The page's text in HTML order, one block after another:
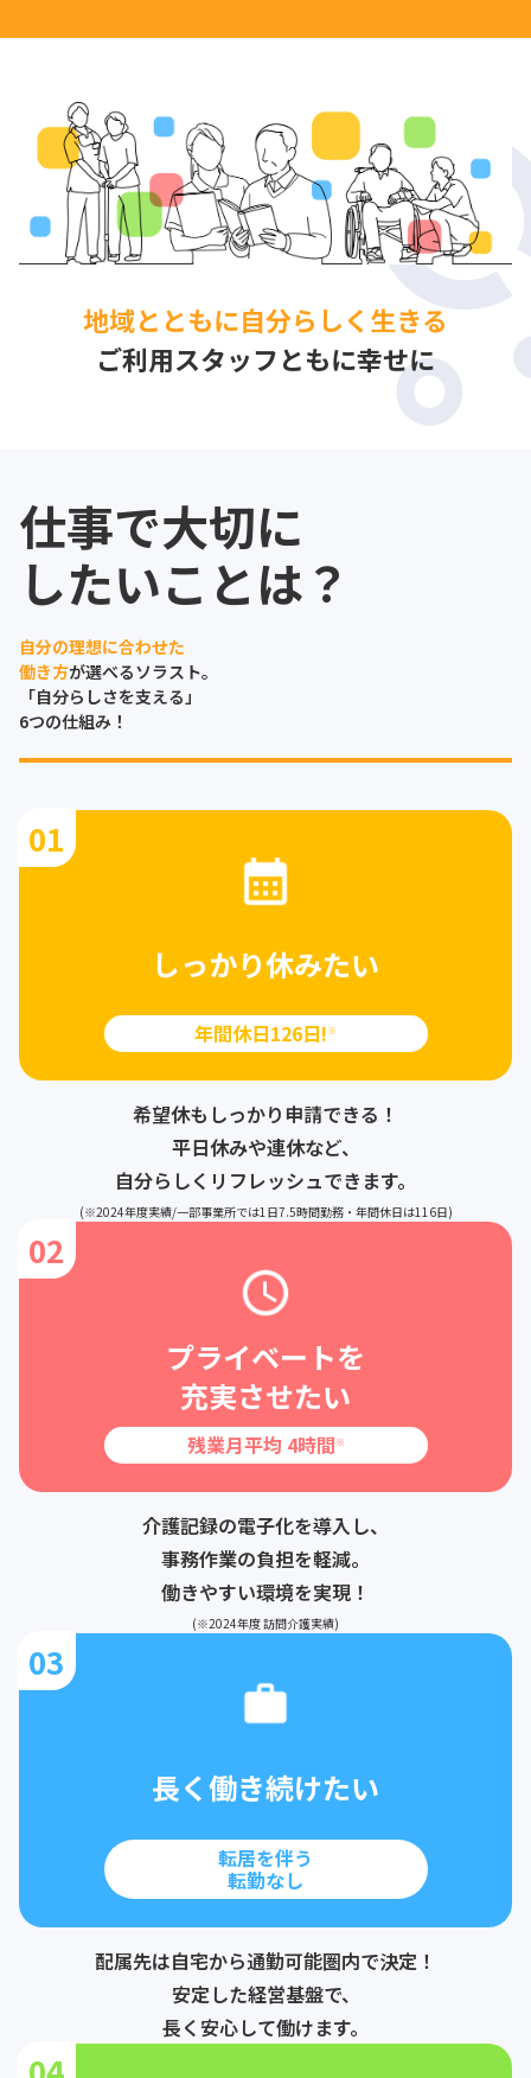
地域とともに自分らしく生きる
ご利用スタッフともに幸せに
仕事で大切に
したいことは？
自分の理想に合わせた
働き方が選べるソラスト。
「自分らしさを支える」
6つの仕組み！
01
しっかり休みたい
年間休日126日!※
希望休もしっかり申請できる！
平日休みや連休など、
自分らしくリフレッシュできます。
(※2024年度実績/一部事業所では1日7.5時間勤務・年間休日は116日)
02
プライベートを
充実させたい
残業月平均 4時間※
介護記録の電子化を導入し、
事務作業の負担を軽減。
働きやすい環境を実現！
(※2024年度 訪問介護実績)
03
長く働き続けたい
転居を伴う
転勤なし
配属先は自宅から通勤可能圏内で決定！
安定した経営基盤で、
長く安心して働けます。